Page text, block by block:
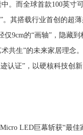
。而全球首款100英寸
。其搭载行业首创的超
仅9cm的“画轴”，隐藏
共生”的未来家居理念
认证”，以硬核科技创
LED巨幕斩获“最佳